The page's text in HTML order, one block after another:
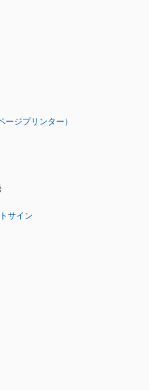
ージプリンター）
サイン